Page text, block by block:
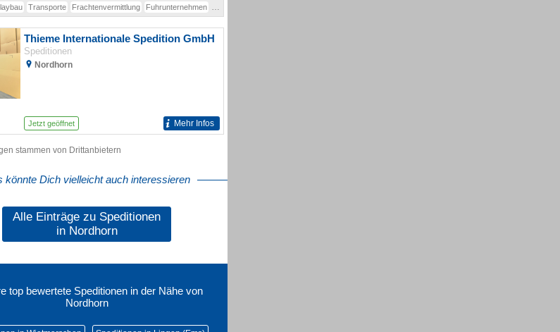
Transporte Frachtenvermittlung Fuhrunternehmen
Thieme Internationale Spedition GmbH
Speditionen
Nordhorn
Jetzt geöffnet Mehr Infos
stammen von Drittanbietern
könnte Dich vielleicht auch interessieren
Alle Einträge zu Speditionen
in Nordhorn
top bewertete Speditionen in der Nähe von
Nordhorn